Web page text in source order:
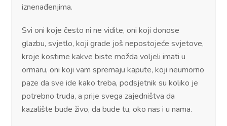
iznenađenjima.
Svi oni koje često ni ne vidite, oni koji donose
glazbu, svjetlo, koji grade još nepostojeće svjetove,
kroje kostime kakve biste možda voljeli imati u
ormaru, oni koji vam spremaju kapute, koji neumorno
paze da sve ide kako treba, podsjetnik su koliko je
potrebno truda, a prije svega zajedništva da
kazalište bude živo, da bude tu, oko nas i u nama.